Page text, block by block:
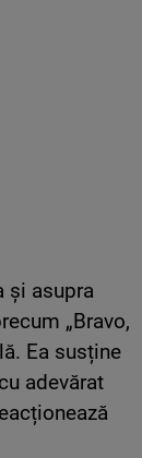
și asupra
„Bravo,
Ea susține
adevărat